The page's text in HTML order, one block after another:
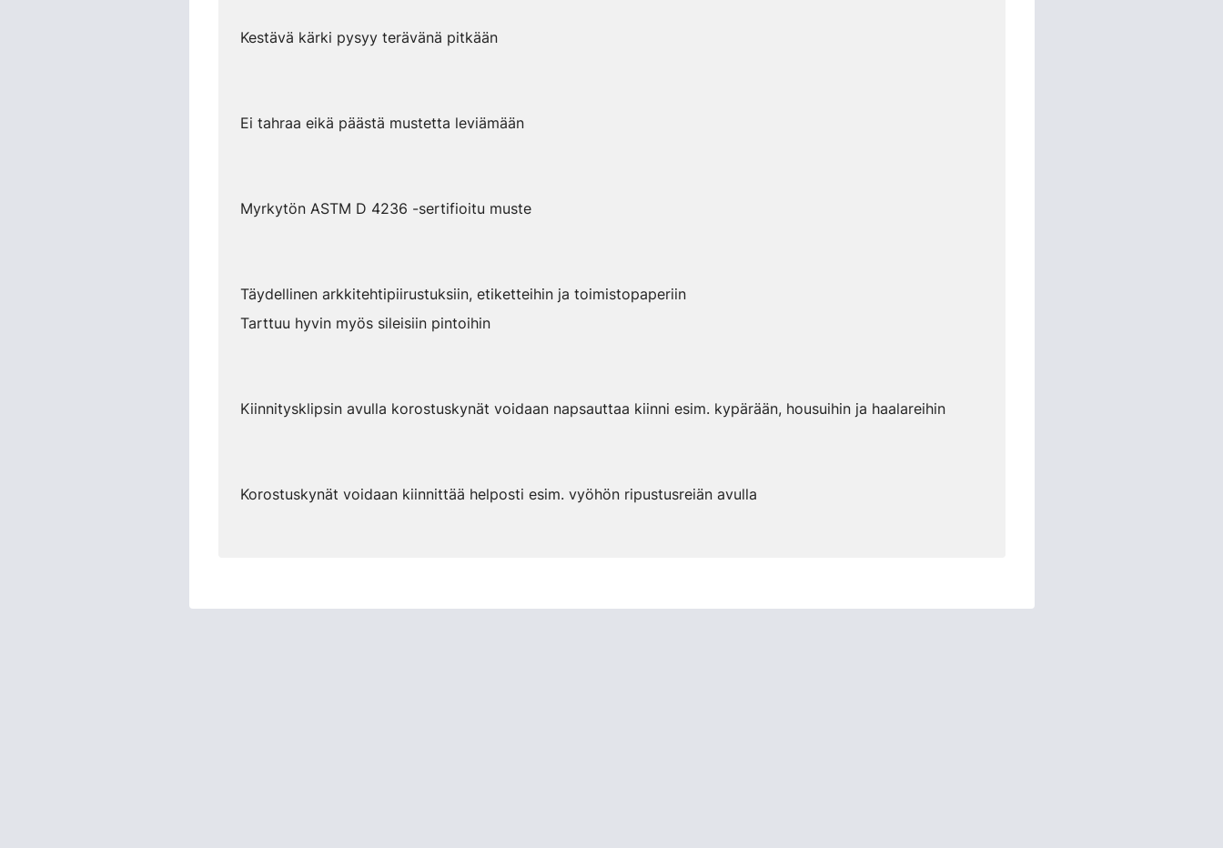
Kestävä kärki pysyy terävänä pitkään
Ei tahraa eikä päästä mustetta leviämään
Myrkytön ASTM D 4236 -sertifioitu muste
Täydellinen arkkitehtipiirustuksiin, etiketteihin ja toimistopaperiin
Tarttuu hyvin myös sileisiin pintoihin
Kiinnitysklipsin avulla korostuskynät voidaan napsauttaa kiinni esim. kypärään, housuihin ja haalareihin
Korostuskynät voidaan kiinnittää helposti esim. vyöhön ripustusreiän avulla